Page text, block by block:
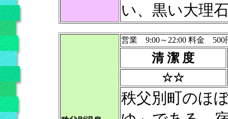
い、黒い大理
営業 9:00～22:00 料金 500
清 潔 度
☆☆
秩父別町のほ